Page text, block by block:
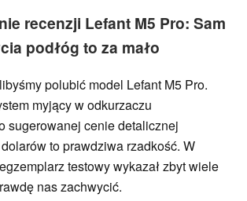
recenzji Lefant M5 Pro: Sam
podłóg to za mało
polubić model Lefant M5 Pro.
myjący w odkurzaczu
sugerowanej cenie detalicznej
to prawdziwa rzadkość. W
testowy wykazał zbyt wiele
nas zachwycić.